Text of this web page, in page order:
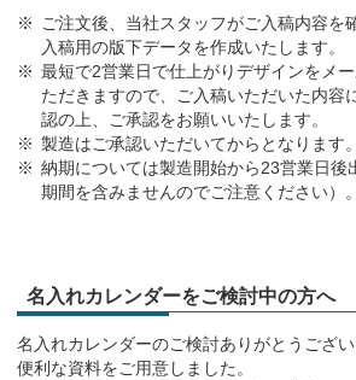
ご注文後、当社スタッフがご入稿内容を
入稿用の版下データを作成いたします。
最短で2営業日で仕上がりデザインをメ
ただきますので、ご入稿いただいた内容
認の上、ご承認をお願いいたします。
製造はご承認いただいてからとなります。
納期については製造開始から23営業日後
期間を含みませんのでご注意ください）。
名入れカレンダーをご検討中の方へ
名入れカレンダーのご検討ありがとうござ
便利な資料をご用意しました。